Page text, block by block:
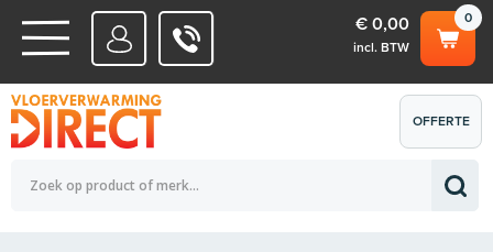
WATERSYSTEMEN
ELEKTRISCHE SYSTEMEN
0
€ 0,00
incl. BTW
Totaalbedrag (incl. BTW) € 0,00
OFFERTE
AANVRAGEN